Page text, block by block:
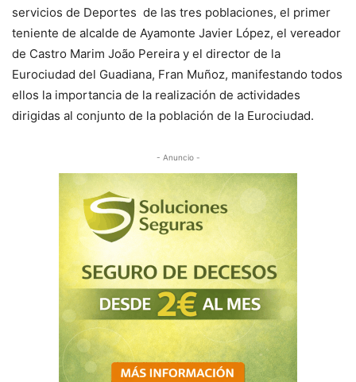
servicios de Deportes de las tres poblaciones, el primer
teniente de alcalde de Ayamonte Javier López, el vereador
de Castro Marim João Pereira y el director de la
Eurociudad del Guadiana, Fran Muñoz, manifestando todos
ellos la importancia de la realización de actividades
dirigidas al conjunto de la población de la Eurociudad.
- Anuncio -